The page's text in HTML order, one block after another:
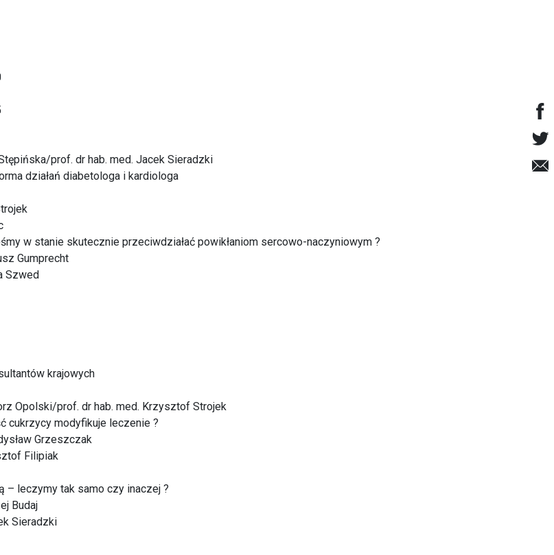
prof. dr hab. med. Jacek Sieradzki
działań diabetologa i kardiologa
w stanie skutecznie przeciwdziałać powikłaniom sercowo-naczyniowym ?
Gumprecht
Szwed
krajowych
Opolski/prof. dr hab. med. Krzysztof Strojek
cukrzycy modyfikuje leczenie ?
Grzeszczak
Filipiak
– leczymy tak samo czy inaczej ?
Budaj
Sieradzki